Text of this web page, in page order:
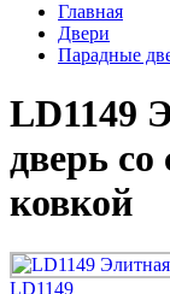
Главная
Двери
Парадные
LD1149
дверь со
ковкой
LD1149